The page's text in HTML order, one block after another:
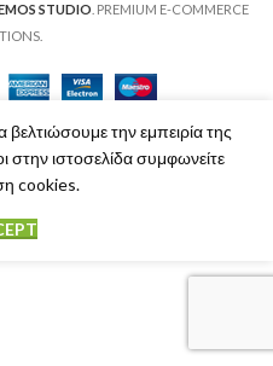
STUDIO . PREMIUM E-COMMERCE
την εμπειρία της
στην ιστοσελίδα συμφωνείτε
cookies.